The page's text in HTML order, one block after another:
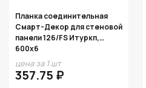
Планка соединительная
Смарт-Декор для стеновой
панели 126/FS Итуркп,
600x6
цена за 1 шт
357.75 ₽